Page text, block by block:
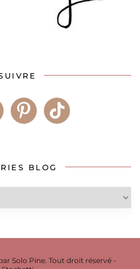
pinteresttiktok
BLOG
Solo Pine. Tout droit réservé -